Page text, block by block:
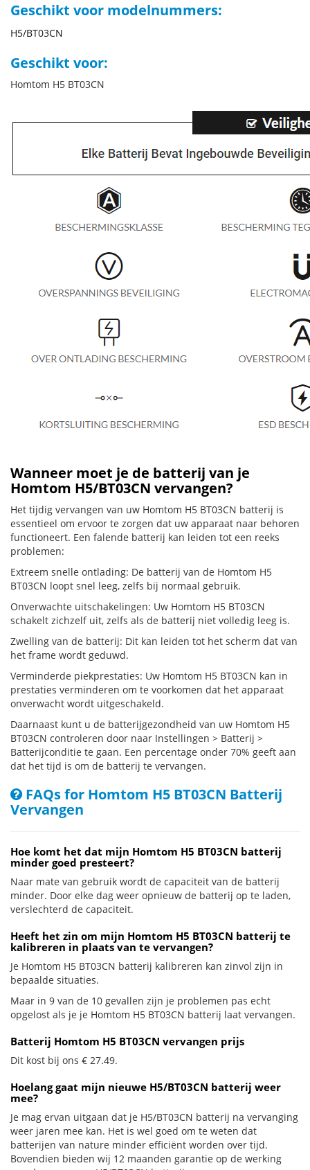
Geschikt voor modelnummers:
H5/BT03CN
Geschikt voor:
Homtom H5 BT03CN
Wanneer moet je de batterij van je
Homtom H5/BT03CN vervangen?
Het tijdig vervangen van uw Homtom H5 BT03CN batterij is
essentieel om ervoor te zorgen dat uw apparaat naar behoren
functioneert. Een falende batterij kan leiden tot een reeks
problemen:
Extreem snelle ontlading: De batterij van de Homtom H5
BT03CN loopt snel leeg, zelfs bij normaal gebruik.
Onverwachte uitschakelingen: Uw Homtom H5 BT03CN
schakelt zichzelf uit, zelfs als de batterij niet volledig leeg is.
Zwelling van de batterij: Dit kan leiden tot het scherm dat van
het frame wordt geduwd.
Verminderde piekprestaties: Uw Homtom H5 BT03CN kan in
prestaties verminderen om te voorkomen dat het apparaat
onverwacht wordt uitgeschakeld.
Daarnaast kunt u de batterijgezondheid van uw Homtom H5
BT03CN controleren door naar Instellingen > Batterij >
Batterijconditie te gaan. Een percentage onder 70% geeft aan
dat het tijd is om de batterij te vervangen.
FAQs for Homtom H5 BT03CN Batterij
Vervangen
Hoe komt het dat mijn Homtom H5 BT03CN batterij
minder goed presteert?
Naar mate van gebruik wordt de capaciteit van de batterij
minder. Door elke dag weer opnieuw de batterij op te laden,
verslechterd de capaciteit.
Heeft het zin om mijn Homtom H5 BT03CN batterij te
kalibreren in plaats van te vervangen?
Je Homtom H5 BT03CN batterij kalibreren kan zinvol zijn in
bepaalde situaties.
Maar in 9 van de 10 gevallen zijn je problemen pas echt
opgelost als je je Homtom H5 BT03CN batterij laat vervangen.
Batterij Homtom H5 BT03CN vervangen prijs
Dit kost bij ons € 27.49.
Hoelang gaat mijn nieuwe H5/BT03CN batterij weer
mee?
Je mag ervan uitgaan dat je H5/BT03CN batterij na vervanging
weer jaren mee kan. Het is wel goed om te weten dat
batterijen van nature minder efficiënt worden over tijd.
Bovendien bieden wij 12 maanden garantie op de werking